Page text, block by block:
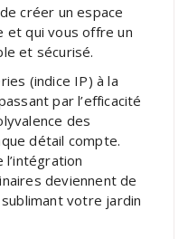
créer un espace
et qui vous offre un
et sécurisé.
(indice IP) à la
par l’efficacité
des
détail compte.
l’intégration
deviennent de
votre jardin